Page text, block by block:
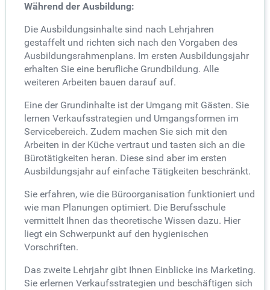
Während der Ausbildung:
Die Ausbildungsinhalte sind nach Lehrjahren
gestaffelt und richten sich nach den Vorgaben des
Ausbildungsrahmenplans. Im ersten Ausbildungsjahr
erhalten Sie eine berufliche Grundbildung. Alle
weiteren Arbeiten bauen darauf auf.
Eine der Grundinhalte ist der Umgang mit Gästen. Sie
lernen Verkaufsstrategien und Umgangsformen im
Servicebereich. Zudem machen Sie sich mit den
Arbeiten in der Küche vertraut und tasten sich an die
Bürotätigkeiten heran. Diese sind aber im ersten
Ausbildungsjahr auf einfache Tätigkeiten beschränkt.
Sie erfahren, wie die Büroorganisation funktioniert und
wie man Planungen optimiert. Die Berufsschule
vermittelt Ihnen das theoretische Wissen dazu. Hier
liegt ein Schwerpunkt auf den hygienischen
Vorschriften.
Das zweite Lehrjahr gibt Ihnen Einblicke ins Marketing.
Sie erlernen Verkaufsstrategien und beschäftigen sich